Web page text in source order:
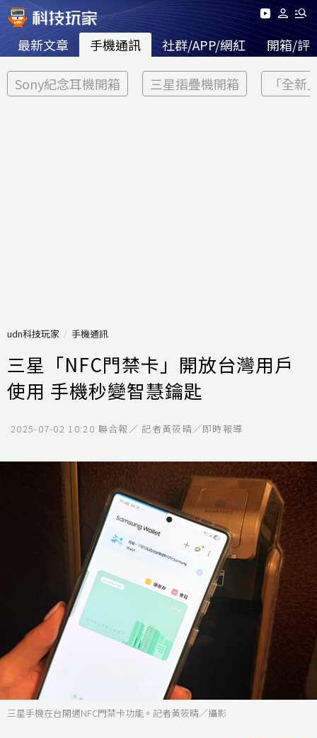
最新文章 手機通訊 社群/APP/網紅 開箱/評
Sony紀念耳機開箱 三星摺疊機開箱 「全新
udn科技玩家 手機通訊
三星「NFC門禁卡」開放台灣用戶
使用 手機秒變智慧鑰匙
2025-07-02 10:20 聯合報／ 記者黃筱晴／即時報導
三星手機在台開通NFC門禁卡功能。記者黃筱晴／攝影